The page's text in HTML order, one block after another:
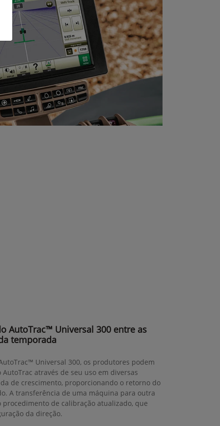
AutoTrac™ Universal 300 entre as
temporada
Universal 300, os produtores podem
através de seu uso em diversas
de crescimento, proporcionando o retorno do
A transferência de uma máquina para outra
de calibração atualizado, que
da direção.